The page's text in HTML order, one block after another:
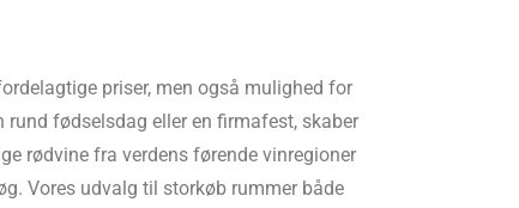
priser, men også mulighed for
fødselsdag eller en firmafest, skaber
rødvine fra verdens førende vinregioner
Vores udvalg til storkøb rummer både